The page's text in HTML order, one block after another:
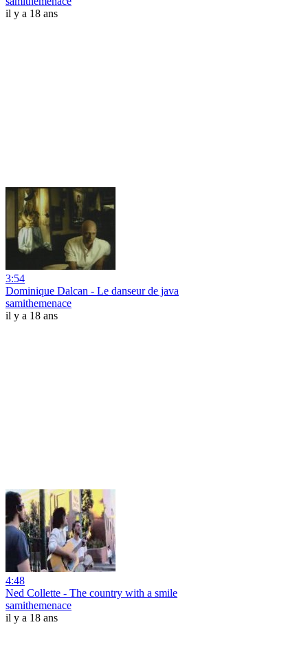
il y a 18 ans
3:54
Dominique Dalcan - Le danseur de java
samithemenace
il y a 18 ans
4:48
Ned Collette - The country with a smile
samithemenace
il y a 18 ans